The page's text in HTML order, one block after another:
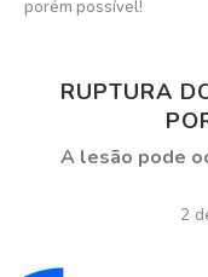
porém possível!
RUPTURA
A lesão pode
2